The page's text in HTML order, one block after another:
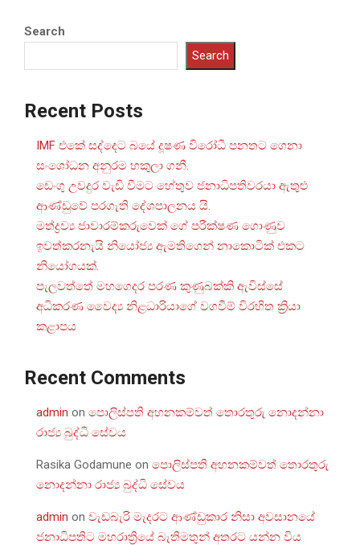
Search
Search
Recent Posts
IMF එකේ සද්දෙට බයේ දූෂණ විරෝධී පනතට ගෙනා
සංශෝධන අනුරම හකුලා ගනී.
ඩෙංගු උවදුර වැඩි වීමට හේතුව ජනාධිපතිවරයා ඇතුළු
ආණ්ඩුවේ පරගැති දේශපාලනය යි.
මත්ද්‍රව්‍ය ජාවාරම්කරුවෙක් ගේ පරීක්ෂණ ගොණුව
ඉවත්කරනැයි නියෝජ්‍ය ඇමතිගෙන් නාකොටික් එකට
නියෝගයක්.
පැලවත්තේ මහගෙදර පරණ කුණුබක්කි ඇවිස්සේ
අධිකරණ වෛද්‍ය නිළධාරියාගේ වගවීම් විරහිත ක්‍රියා
කළාපය
Recent Comments
admin on පොලිස්පති අහනකම්වත් තොරතුරු නොදන්නා
රාජ්‍ය බුද්ධි සේවය
Rasika Godamune on පොලිස්පති අහනකම්වත් තොරතුරු
නොදන්නා රාජ්‍ය බුද්ධි සේවය
admin on වැඩබැරි මැදරට ආණ්ඩුකාර නිසා අවසානයේ
ජනාධිපතිට මහරාත්‍රියේ බැතිමතුන් අතරට යන්න විය